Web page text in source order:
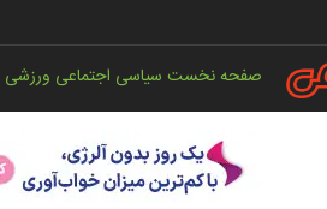
صفحه نخستسیاسی اجتماعی ورزشی